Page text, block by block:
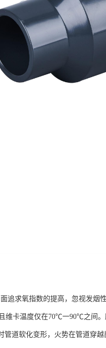
追求氧指数的提高，忽视发烟
维卡温度仅在70℃一90℃之间
道软化变形，火势在管道穿